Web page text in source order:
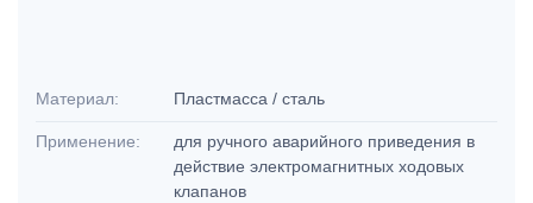
Материал: Пластмасса / сталь
Применение:
для ручного аварийного приведения в
действие электромагнитных ходовых
клапанов